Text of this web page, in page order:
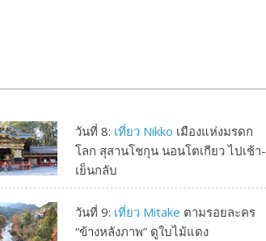
วันที่ 8: เที่ยว Nikko เมืองแห่งมรดก
โลก สุสานโชกุน นอนโตเกียว ไปเช้า-
เย็นกลับ
วันที่ 9: เที่ยว Mitake ตามรอยละคร
“ข้างหลังภาพ” ดูใบไม้แดง